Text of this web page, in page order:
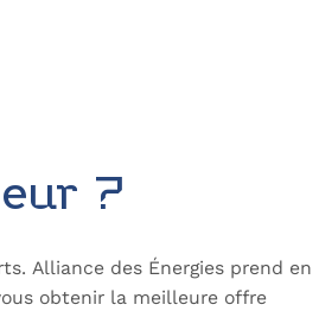
?
Alliance des Énergies prend en
obtenir la meilleure offre